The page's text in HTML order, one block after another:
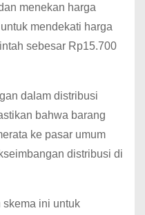
menekan harga
mendekati harga
sebesar Rp15.700
dalam distribusi
bahwa barang
ke pasar umum
distribusi di
skema ini untuk